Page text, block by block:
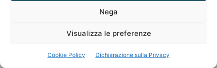
Nega
Visualizza le preferenze
Cookie Policy Dichiarazione sulla Privacy